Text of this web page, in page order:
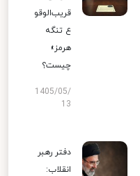
قریب‌الوقو
ع تنگه
هرمز»
چیست؟
1405/05/
13
دفتر رهبر
انقلاب: